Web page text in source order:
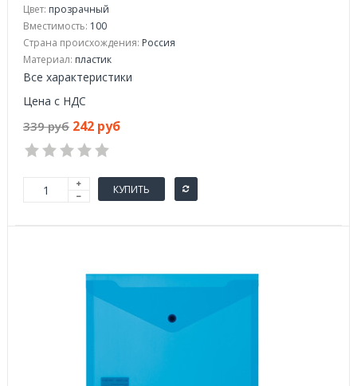
Цвет: прозрачный
Вместимость: 100
Страна происхождения: Россия
Материал: пластик
Все характеристики
Цена с НДС
339 руб 242 руб
КУПИТЬ